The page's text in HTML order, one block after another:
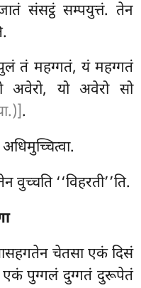
संसट्ठं सम्पयुत्तं. तेन
तं महग्गतं, यं महग्गतं
यो अवेरो सो
.
अधिमुच्चित्वा.
वुच्चति ‘‘विहरती’’ति.
चेतसा एकं दिसं
एकं पुग्गलं दुग्गतं दुरूपेतं